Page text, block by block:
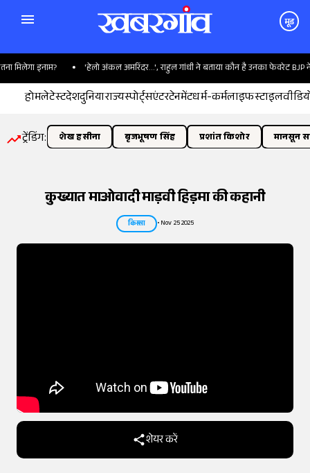
मूड
इनाम? 'हेलो अंकल अमरिंदर...', राहुल गांधी ने बताया कौन है उनका फेवरेट BJP नेता
होमलेटेस्टदेशदुनियाराज्यस्पोर्ट्सएंटरटेनमेंटधर्म-कर्मलाइफस्टाइल
ट्रेंडिंग: शेख हसीना बृजभूषण सिंह प्रशांत किशोर मानसून
कुख्यात माओवादी माड़वी हिड़मा की कहानी
किस्सा •Nov 25 2025
शेयर करें